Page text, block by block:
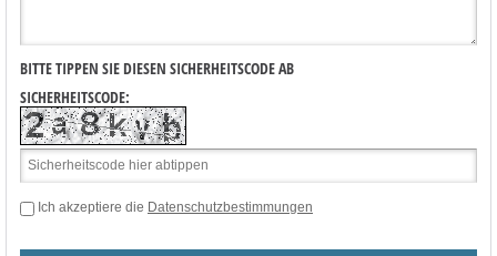
BITTE TIPPEN SIE DIESEN SICHERHEITSCODE AB
SICHERHEITSCODE:
Ich akzeptiere die Datenschutzbestimmungen